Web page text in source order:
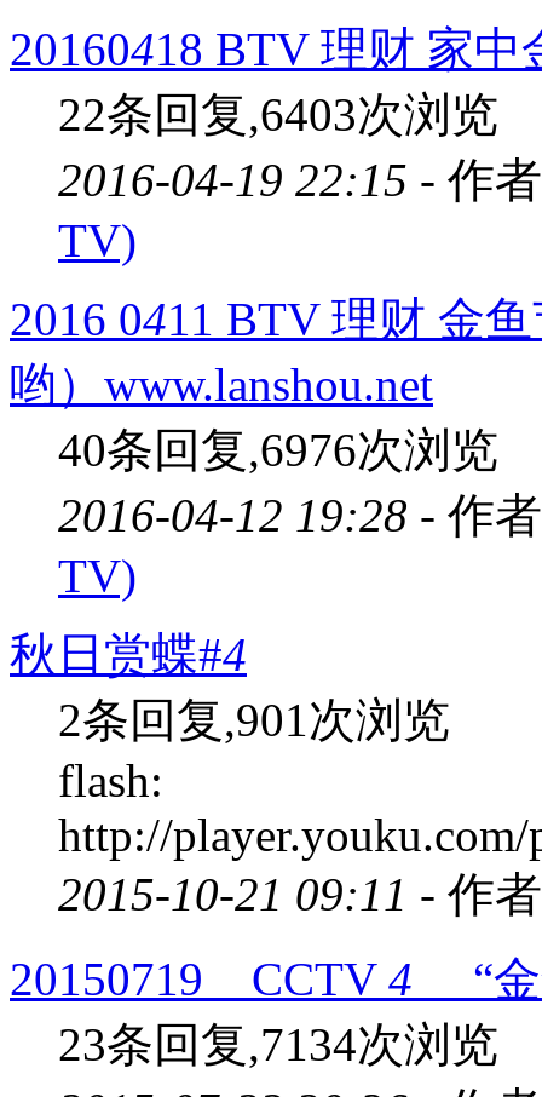
20160418 BTV 理财 家中
22条回复,6403次浏览
2016-04-19 22:15 - 作
TV)
2016 0411 BTV 理财 金
哟）www.lanshou.net
40条回复,6976次浏览
2016-04-12 19:28 - 作
TV)
秋日赏蝶#4
2条回复,901次浏览
flash:
http://
2015-10-21 09:11 - 作
20150719 CCTV 4 “金
23条回复,7134次浏览